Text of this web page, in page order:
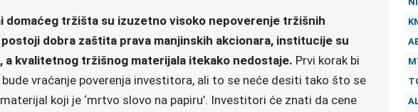
domaćeg tržišta su izuzetno visoko nepoverenje tržišnih
dobra zaštita prava manjinskih akcionara, institucije su
a kvalitetnog tržišnog materijala itekako nedostaje. Prvi korak bi
vraćanje poverenja investitora, ali to se neće desiti tako što se
koji je ‘mrtvo slovo na papiru’. Investitori će znati da cene